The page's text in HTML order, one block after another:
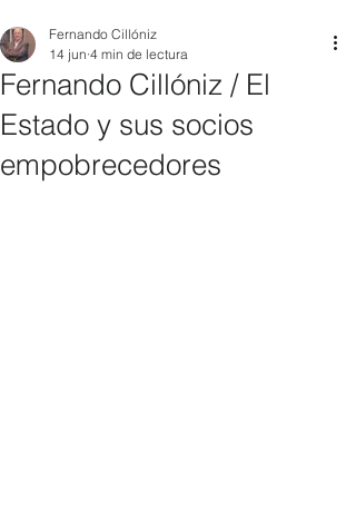
Fernando Cillóniz / El
Estado y sus socios
empobrecedores
Fernando Cillóniz
14 jun 4 min de lectura